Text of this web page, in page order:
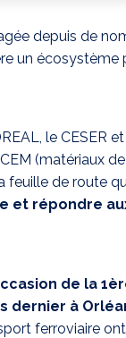
depuis de
un écosystème
le CESER
(matériaux
feuille de route
et répondre
de la
dernier à
ferroviaire